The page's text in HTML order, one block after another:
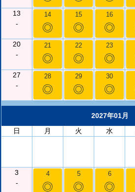
13
-
14
◎
15
◎
16
◎
20
-
21
◎
22
◎
23
◎
27
-
28
◎
29
◎
30
◎
2027年01月
日
月 火 水
3
-
4
◎
5
◎
6
◎